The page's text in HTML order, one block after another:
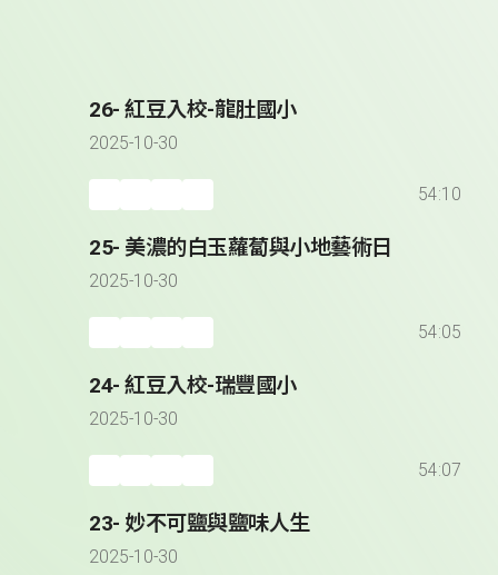
26- 紅豆入校-龍肚國小
2025-10-30
54:10
25- 美濃的白玉蘿蔔與小地藝術日
2025-10-30
54:05
24- 紅豆入校-瑞豐國小
2025-10-30
54:07
23- 妙不可鹽與鹽味人生
2025-10-30